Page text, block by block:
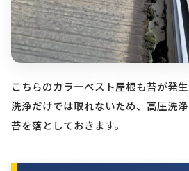
こちらのカラーベスト屋根も苔が発
洗浄だけでは取れないため、高圧洗
苔を落としておきます。